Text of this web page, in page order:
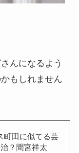
んになるよう
もしれません
町田に似てる芸
？間宮祥太